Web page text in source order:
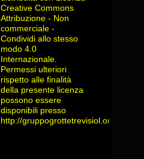
Creative Commons
Attribuzione - Non
commerciale -
Condividi allo stesso
modo 4.0
Internazionale.
Permessi ulteriori
rispetto alle finalità
della presente licenza
possono essere
disponibili presso
http://gruppogrottetrevisiol.org/contatti/